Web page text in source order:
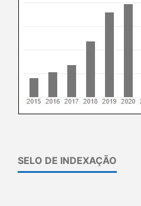
SELO DE INDEXAÇÃO